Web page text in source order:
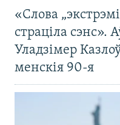
«Слова
страціла сэнс».
Уладзімер
менскія 90-я